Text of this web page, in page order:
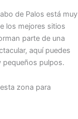
de Palos está muy
los mejores sitios
parte de una
aquí puedes
pequeños pulpos.
zona para